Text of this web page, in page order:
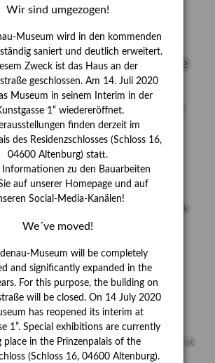
von Lindenau
Kunst
Enteignung
Erlebnisportal estrusker Exlibris
Festrede Florenz Fotografie
der Antike und heute
Preis
Gerhard Kurt Müller
griechische Mythologie
Gabelentz Heinrich Kirchhoff Heldinnen
Insekten
Italien Jahresempfang
Jubiläum
Korkmodelle Kunst
Kunst von Kühl
Lehmbruck
Marstall
Mäzen Napoleon Natur
Neue Remise
Klee Peter Schnürpel Phelloplastik
Pohlhof
Rudi Lesser Ruth Wolf-Rehfeld
Samstagszeichner Skulptur
Sonderausstellung
Bildende Kunst
studioDIGITAL
Vermittlung Video
Videokunst
Weihnachten Werefkin
Wir sind umgezogen!
Museum wird in den kommenden
saniert und deutlich erweitert.
Zweck ist das Haus an der
geschlossen. Am 14. Juli 2020
Museum in seinem Interim in der
1“ wiedereröffnet.
finden derzeit im
des Residenzschlosses (Schloss 16,
04600 Altenburg) statt.
Informationen zu den Bauarbeiten
auf unserer Homepage und auf
Social-Media-Kanälen!
We´ve moved!
Museum will be completely
and significantly expanded in the
For this purpose, the building on
will be closed. On 14 July 2020
has reopened its interim at
1”. Special exhibitions are currently
place in the Prinzenpalais of the
(Schloss 16, 04600 Altenburg).